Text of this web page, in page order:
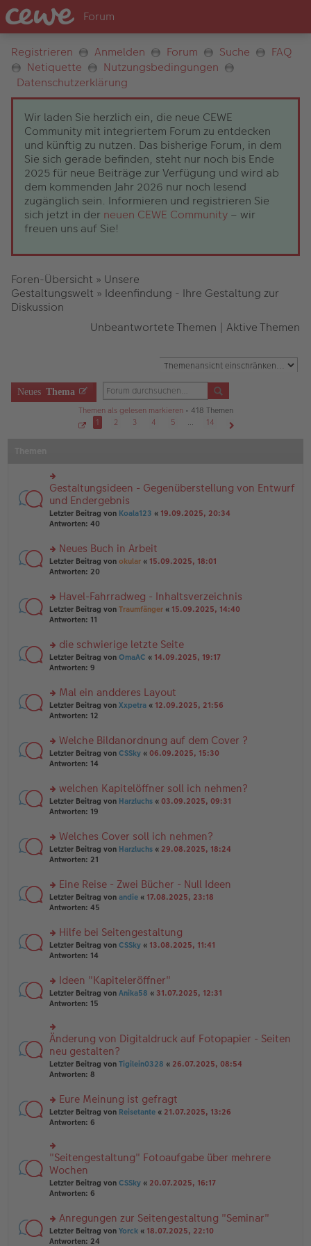
Registrieren Anmelden Forum Suche
FAQ
Netiquette
Nutzungsbedingungen
Datenschutzerklärung
Wir laden Sie herzlich ein, die neue CEWE
Community mit integriertem Forum zu entdecken
und künftig zu nutzen. Das bisherige Forum, in dem
Sie sich gerade befinden, steht nur noch bis Ende
2025 für neue Beiträge zur Verfügung und wird ab
dem kommenden Jahr 2026 nur noch lesend
zugänglich sein. Informieren und registrieren Sie
sich jetzt in der neuen CEWE Community – wir
freuen uns auf Sie!
Foren-Übersicht » Unsere
Gestaltungswelt » Ideenfindung - Ihre Gestaltung zur
Diskussion
Unbeantwortete Themen | Aktive Themen
Neues Thema
Themen als gelesen markieren• 418 Themen
o
1
4
1 2 3 4 5 …
14
rs
te
r
u
n
el
es
e
B
ei
tr
g
Gestaltungsideen - Gegenüberstellung von Entwurf
und Endergebnis
Letzter Beitrag von Koala123 « 19.09.2025, 20:34
Antworten: 40
rs
te
n
g
el
e
n
er
tr
a
g
Neues Buch in Arbeit
Letzter Beitrag von okular « 15.09.2025, 18:01
Antworten: 20
rs
te
n
g
el
e
n
er
tr
a
g
Havel-Fahrradweg - Inhaltsverzeichnis
Letzter Beitrag von Traumfänger « 15.09.2025, 14:40
Antworten: 11
rs
te
n
g
el
e
n
er
tr
a
g
die schwierige letzte Seite
Letzter Beitrag von OmaAC « 14.09.2025, 19:17
Antworten: 9
rs
te
n
g
el
e
n
er
tr
a
g
Mal ein andderes Layout
Letzter Beitrag von Xxpetra « 12.09.2025, 21:56
Antworten: 12
rs
te
n
g
el
e
n
er
tr
a
g
Welche Bildanordnung auf dem Cover ?
Letzter Beitrag von CSSky « 06.09.2025, 15:30
Antworten: 14
rs
te
n
g
el
e
n
er
tr
a
g
welchen Kapitelöffner soll ich nehmen?
Letzter Beitrag von Harzluchs « 03.09.2025, 09:31
Antworten: 19
rs
te
n
g
el
e
n
er
tr
a
g
Welches Cover soll ich nehmen?
Letzter Beitrag von Harzluchs « 29.08.2025, 18:24
Antworten: 21
rs
te
n
g
el
e
n
er
tr
a
g
Eine Reise - Zwei Bücher - Null Ideen
Letzter Beitrag von andie « 17.08.2025, 23:18
Antworten: 45
rs
te
n
g
el
e
n
er
B
ei
tr
g
Hilfe bei Seitengestaltung
Letzter Beitrag von CSSky « 13.08.2025, 11:41
Antworten: 14
rs
te
u
n
g
el
es
e
er
B
ei
tr
g
Ideen "Kapiteleröffner"
Letzter Beitrag von Anika58 « 31.07.2025, 12:31
Antworten: 15
rs
te
r
u
n
el
es
e
er
B
ei
tr
a
g
Änderung von Digitaldruck auf Fotopapier - Seiten
neu gestalten?
Letzter Beitrag von Tigilein0328 « 26.07.2025, 08:54
Antworten: 8
rs
te
u
n
el
es
e
er
B
ei
Eure Meinung ist gefragt
Letzter Beitrag von Reisetante « 21.07.2025, 13:26
Antworten: 6
rs
te
r
u
n
el
es
e
"Seitengestaltung" Fotoaufgabe über mehrere
Wochen
Letzter Beitrag von CSSky « 20.07.2025, 16:17
Antworten: 6
rs
te
Anregungen zur Seitengestaltung "Seminar"
Letzter Beitrag von Yorck « 18.07.2025, 22:10
Antworten: 24